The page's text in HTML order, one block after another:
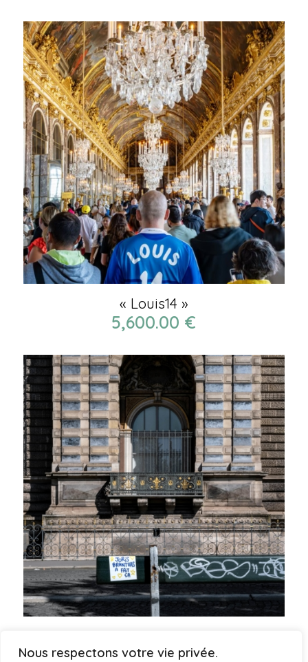
Nous respectons votre vie privée.
« Louis14 »
5,600.00 €
3,800.00€